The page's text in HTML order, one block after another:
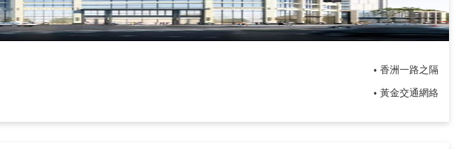
• 香洲一路之隔
• ​黃金交通網絡